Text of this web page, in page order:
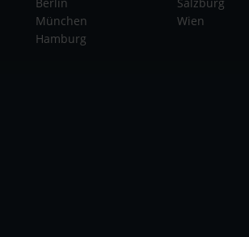
München
Hamburg
Wien